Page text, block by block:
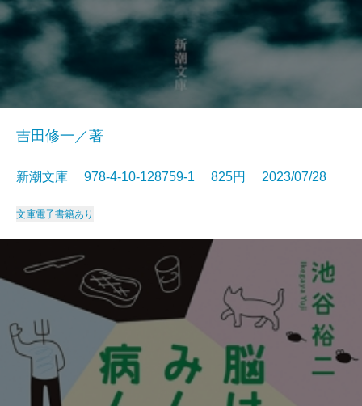
吉田修一／著
新潮文庫 978-4-10-128759-1 825円 2023/07/28
文庫電子書籍あり